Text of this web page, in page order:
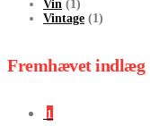
Vin (1)
Vintage (1)
Fremhævet indlæg
1